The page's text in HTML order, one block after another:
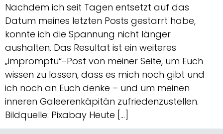
Nachdem ich seit Tagen entsetzt auf das
Datum meines letzten Posts gestarrt habe,
konnte ich die Spannung nicht länger
aushalten. Das Resultat ist ein weiteres
„impromptu“-Post von meiner Seite, um Euch
wissen zu lassen, dass es mich noch gibt und
ich noch an Euch denke – und um meinen
inneren Galeerenkäpitän zufriedenzustellen.
Bildquelle: Pixabay Heute […]